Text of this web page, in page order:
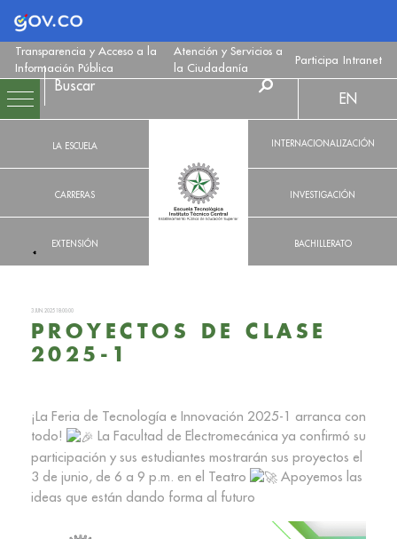
Logo Gobierno de Colombia
Transparencia y Acceso a la
Información Pública
Atención y Servicios a
la Ciudadanía
Participa Intranet
LA ESCUELA
CARRERAS
EXTENSIÓN
EN
INTERNACIONALIZACIÓN
INVESTIGACIÓN
BACHILLERATO
3 JUN. 2025 18:00:00
PROYECTOS DE CLASE
2025-1
¡La Feria de Tecnología e Innovación 2025-1 arranca con
todo!
La Facultad de Electromecánica ya confirmó su
participación y sus estudiantes mostrarán sus proyectos el
3 de junio, de 6 a 9 p.m. en el Teatro
Apoyemos las
ideas que están dando forma al futuro